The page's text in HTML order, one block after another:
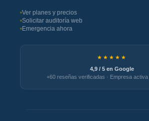
Ver planes y precios
Solicitar auditoría web
Emergencia ahora
★★★★★
4,9 / 5 en Google
+60 reseñas verificadas · Empresa